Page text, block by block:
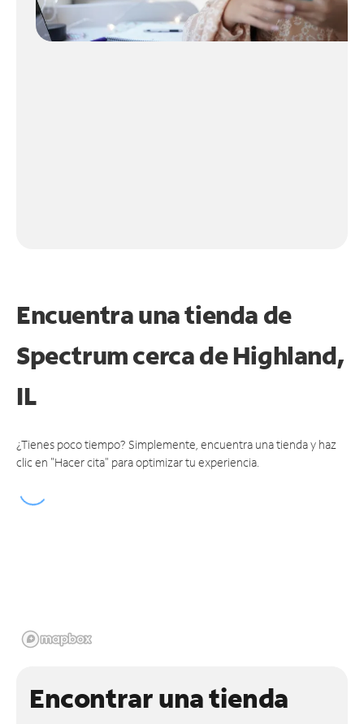
Encuentra una tienda de
Spectrumcerca de Highland,
IL
¿Tienes poco tiempo? Simplemente, encuentra una tienda y haz
clic en "Hacer cita" para optimizar tu experiencia.
Encontrar una tienda